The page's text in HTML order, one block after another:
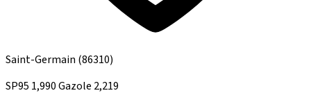
Saint-Germain (86310)
SP95 1,990Gazole 2,219